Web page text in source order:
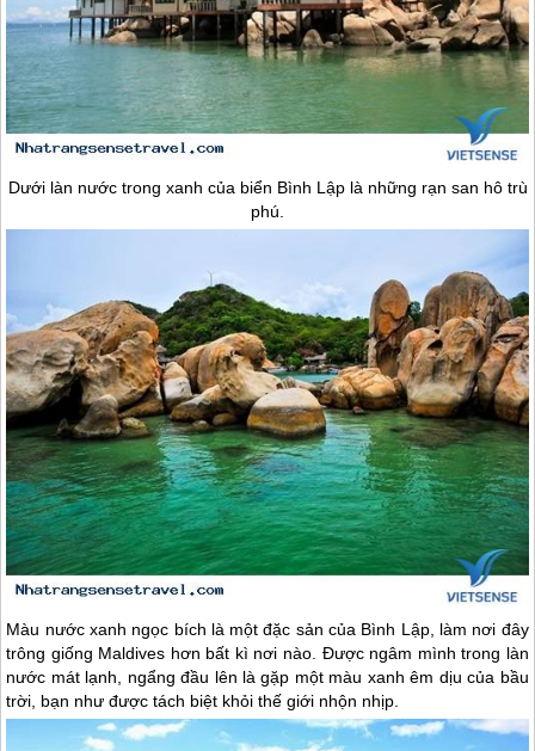
Dưới làn nước trong xanh của biển Bình Lập là những rạn san hô trù
phú.
Màu nước xanh ngọc bích là một đặc sản của Bình Lập, làm nơi đây
trông giống Maldives hơn bất kì nơi nào. Được ngâm mình trong làn
nước mát lạnh, ngẩng đầu lên là gặp một màu xanh êm dịu của bầu
trời, bạn như được tách biệt khỏi thế giới nhộn nhịp.